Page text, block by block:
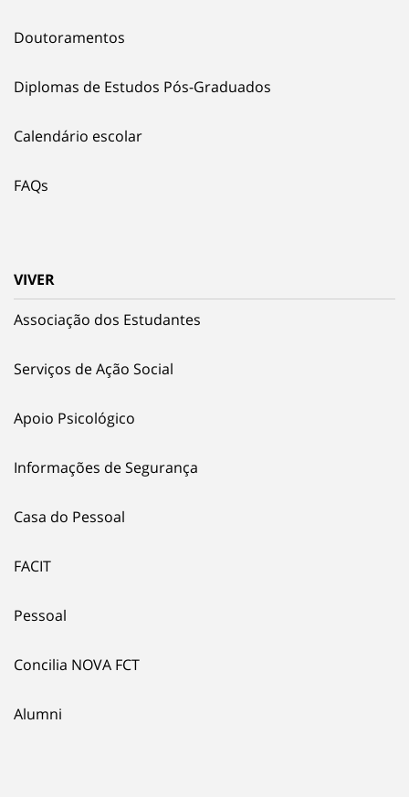
Doutoramentos
Diplomas de Estudos Pós-Graduados
Calendário escolar
FAQs
VIVER
Associação dos Estudantes
Serviços de Ação Social
Apoio Psicológico
Informações de Segurança
Casa do Pessoal
FACIT
Pessoal
Concilia NOVA FCT
Alumni